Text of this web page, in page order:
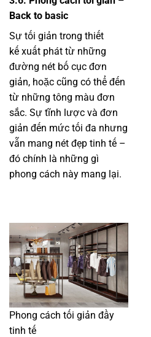
Back to basic
Sự tối giản trong thiết
kế xuất phát từ những
đường nét bố cục đơn
giản, hoặc cũng có thể đến
từ những tông màu đơn
sắc. Sự tĩnh lược và đơn
giản đến mức tối đa nhưng
vẫn mang nét đẹp tinh tế –
đó chính là những gì
phong cách này mang lại.
Phong cách tối giản đầy
tinh tế